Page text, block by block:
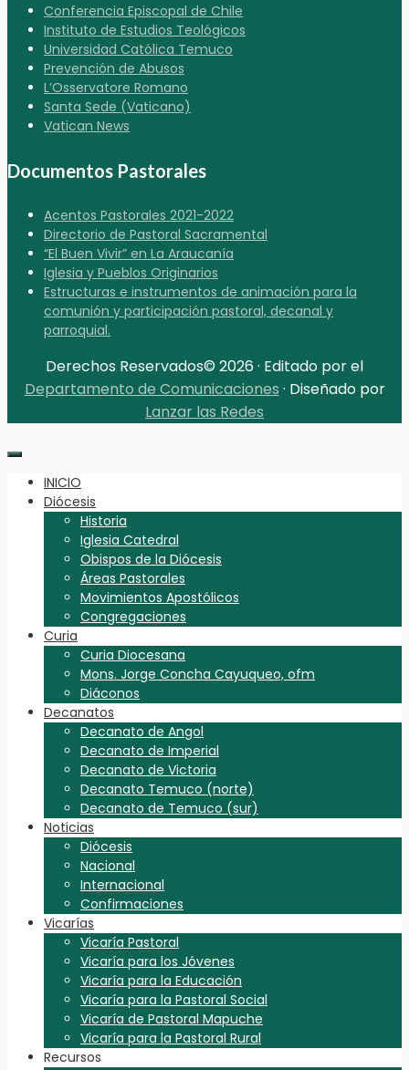
Conferencia Episcopal de Chile
Instituto de Estudios Teológicos
Universidad Católica Temuco
Prevención de Abusos
L’Osservatore Romano
Santa Sede (Vaticano)
Vatican News
Documentos Pastorales
Acentos Pastorales 2021-2022
Directorio de Pastoral Sacramental
“El Buen Vivir” en La Araucanía
Iglesia y Pueblos Originarios
Estructuras e instrumentos de animación para la
comunión y participación pastoral, decanal y
parroquial.
Derechos Reservados© 2026 · Editado por el
Departamento de Comunicaciones · Diseñado por
Lanzar las Redes
INICIO
Diócesis
Historia
Iglesia Catedral
Obispos de la Diócesis
Áreas Pastorales
Movimientos Apostólicos
Congregaciones
Curia
Curia Diocesana
Mons. Jorge Concha Cayuqueo, ofm
Diáconos
Decanatos
Decanato de Angol
Decanato de Imperial
Decanato de Victoria
Decanato Temuco (norte)
Decanato de Temuco (sur)
Noticias
Diócesis
Nacional
Internacional
Confirmaciones
Vicarías
Vicaría Pastoral
Vicaría para los Jóvenes
Vicaría para la Educación
Vicaría para la Pastoral Social
Vicaría de Pastoral Mapuche
Vicaría para la Pastoral Rural
Recursos